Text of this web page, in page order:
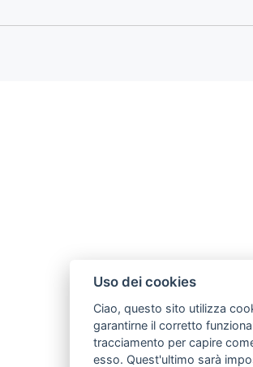
Uso dei cookies
Ciao, questo sito utilizza
garantirne il corretto
tracciamento per capire
esso. Quest'ultimo sarà